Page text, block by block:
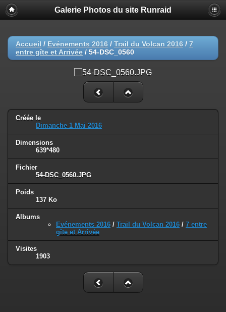
Galerie Photos du site Runraid
Accueil / Evénements 2016 / Trail du Volcan 2016 / 7
entre gîte et Arrivée / 54-DSC_0560
Créée le
Dimanche 1 Mai 2016
Dimensions
639*480
Fichier
54-DSC_0560.JPG
Poids
137 Ko
Albums
Evénements 2016 / Trail du Volcan 2016 / 7 entre
gîte et Arrivée
Visites
1903